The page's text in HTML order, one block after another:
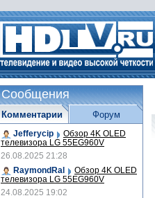
Сообщения
Комментарии
Jefferycip Обзор 4K OLED
телевизора LG 55EG960V
26.08.2025 21:28
RaymondRal
Обзор 4K OLED
телевизора LG 55EG960V
24.08.2025 19:02
Форум